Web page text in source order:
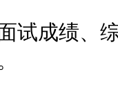
成绩、综